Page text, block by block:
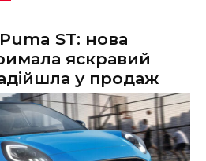
ST: нова
яскравий
у продаж